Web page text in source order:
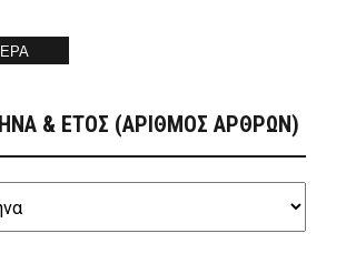
& ΕΤΟΣ (ΑΡΙΘΜΟΣ ΑΡΘΡΩΝ)